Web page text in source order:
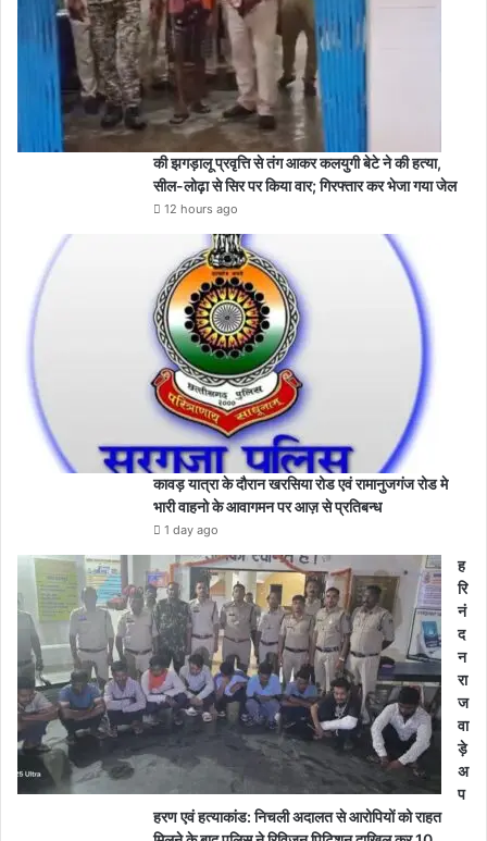
की झगड़ालू प्रवृत्ति से तंग आकर कलयुगी बेटे ने की हत्या,
सील-लोढ़ा से सिर पर किया वार; गिरफ्तार कर भेजा गया जेल
12 hours ago
कावड़ यात्रा के दौरान खरसिया रोड एवं रामानुजगंज रोड मे
भारी वाहनो के आवागमन पर आज़ से प्रतिबन्ध
1 day ago
ह
रि
नं
द
न
रा
ज
वा
ड़े
अ
प
हरण एवं हत्याकांड: निचली अदालत से आरोपियों को राहत